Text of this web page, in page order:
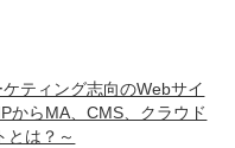
ティング志向のWebサイ
からMA、CMS、クラウド
とは？～